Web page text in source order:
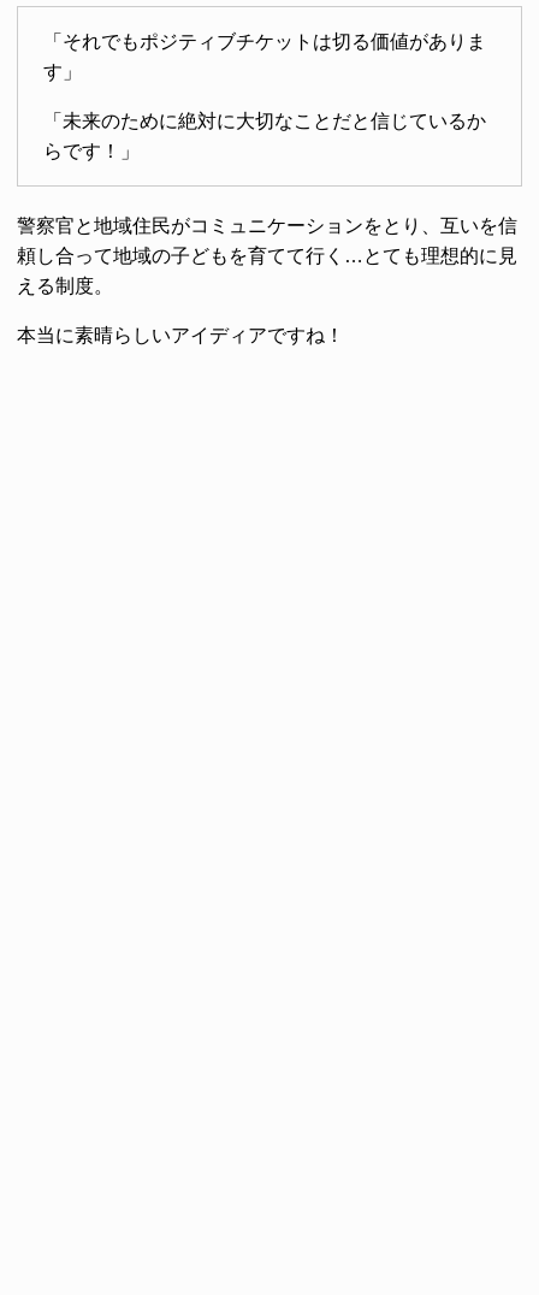
「それでもポジティブチケットは切る価値がありま
す」
「未来のために絶対に大切なことだと信じているか
らです！」
警察官と地域住民がコミュニケーションをとり、互いを信
頼し合って地域の子どもを育てて行く…とても理想的に見
える制度。
本当に素晴らしいアイディアですね！